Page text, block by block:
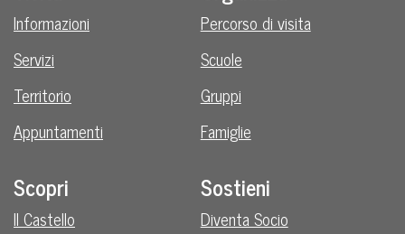
Informazioni
Servizi
Territorio
Appuntamenti
Percorso di visita
Scuole
Gruppi
Famiglie
Scopri
Il Castello
Sostieni
Diventa Socio